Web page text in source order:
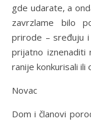
gde udarate, a
zavrzlame bilo
prirode – sređuju
prijatno
ranije konkurisali ili
Novac
Dom i članovi